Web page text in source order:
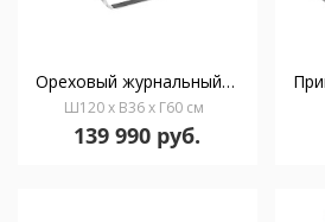
Ореховый журнальный столик 136-A /2002
Ш120 x В36 x Г60 см
139 990 руб.